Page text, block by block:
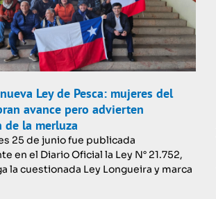
Ley de Pesca: mujeres del
avance pero advierten
de la merluza
25 de junio fue publicada
en el Diario Oficial la Ley N° 21.752,
la cuestionada Ley Longueira y marca